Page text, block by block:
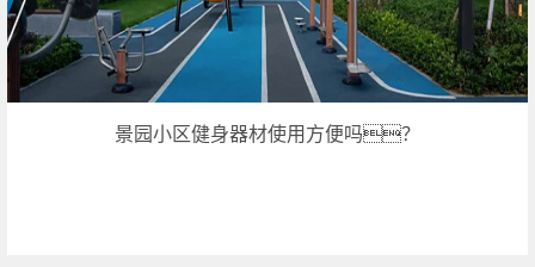
景园小区健身器材使用方便吗？